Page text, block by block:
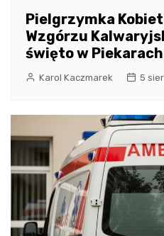
Pielgrzymka
Wzgórzu
święto w
Karol Kaczmarek 5